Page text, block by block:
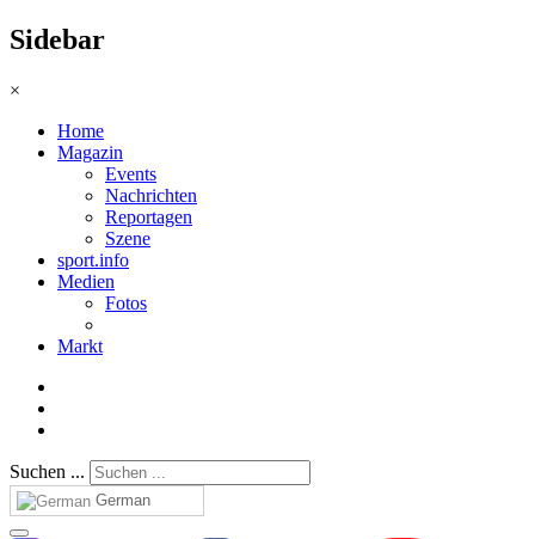
Sidebar
×
Home
Magazin
Events
Nachrichten
Reportagen
Szene
sport.info
Medien
Fotos
Markt
Suchen ...
German